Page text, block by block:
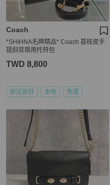
Coach
*SHIHNA名牌精品* Coach 荔枝皮手
提斜背兩用托特包
TWD 8,800
狀況良好 本地 免運